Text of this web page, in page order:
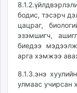
бодис, тэсэрч
цацраг,
эзэмшигч,
биедээ
арга хэмжээ
8.1.3.энэ
улмаас учирсан